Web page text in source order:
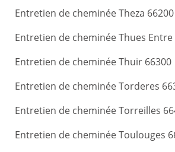
Entretien de cheminée Theza 66200
Entretien de cheminée Thues Entre
Entretien de cheminée Thuir 66300
Entretien de cheminée Torderes
Entretien de cheminée Torreilles
Entretien de cheminée Toulouges